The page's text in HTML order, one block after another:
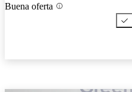
Buena oferta